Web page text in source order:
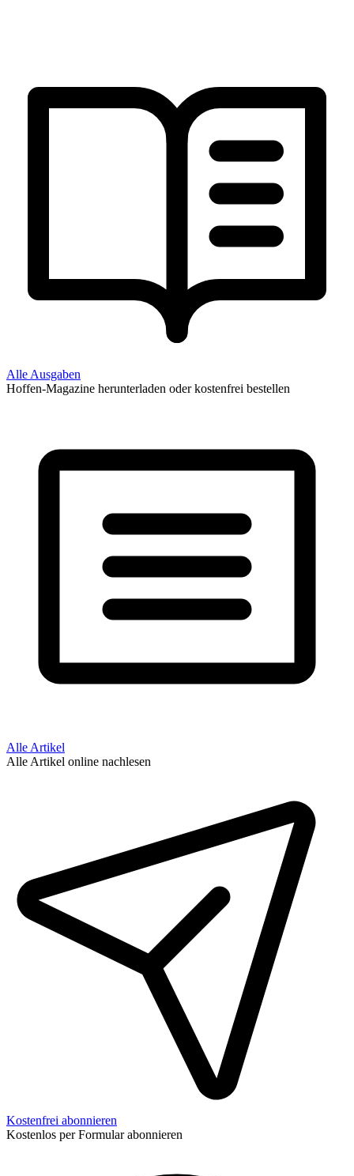
Alle Ausgaben
Hoffen-Magazine herunterladen oder kostenfrei bestellen
Alle Artikel
Alle Artikel online nachlesen
Kostenfrei abonnieren
Kostenlos per Formular abonnieren